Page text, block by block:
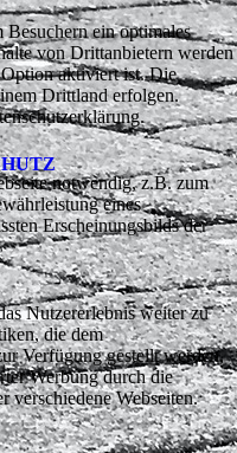
Besuchern ein optimales
von Drittanbietern werden
Option aktiviert ist. Die
Drittland erfolgen.
notwendig, z.B. zum
eines
Erscheinungsbilds der
Nutzererlebnis weiter zu
die dem
Verfügung gestellt werden,
Werbung durch die
verschiedene Webseiten.